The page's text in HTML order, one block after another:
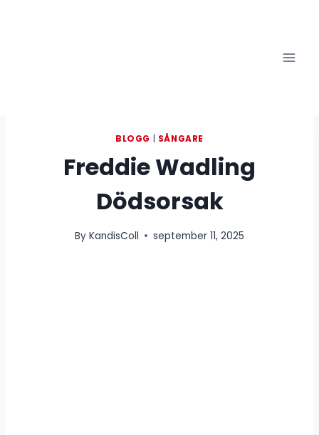
BLOGG SÅNGARE
Freddie Wadling
Dödsorsak
By KandisColl september 11, 2025